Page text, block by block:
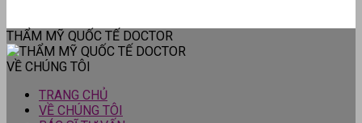
THẨM MỸ QUỐC TẾ DOCTOR
VỀ CHÚNG TÔI
TRANG CHỦ
VỀ CHÚNG TÔI